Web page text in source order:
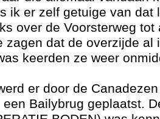
ik er zelf getuige van dat
over de Voorsterweg tot
zagen dat de overzijde al
keerden ze weer
er door de
Bailybrug geplaatst.